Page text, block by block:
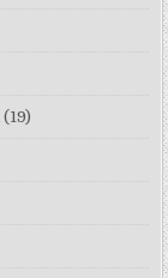
(19)